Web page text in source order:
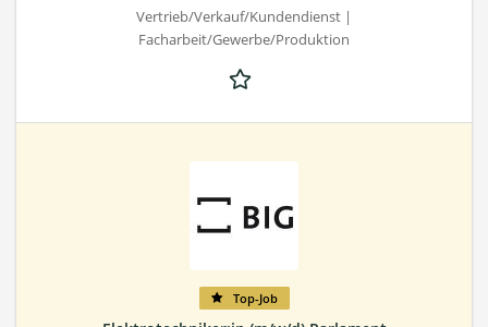
Vertrieb/Verkauf/Kundendienst |
Facharbeit/Gewerbe/Produktion
Top-Job